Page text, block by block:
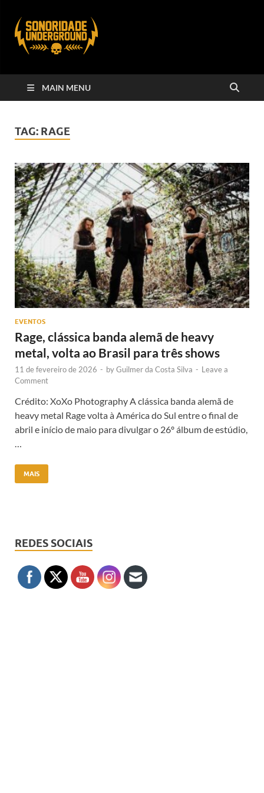
MAIN MENU
TAG: RAGE
EVENTOS
Rage, clássica banda alemã de heavy
metal, volta ao Brasil para três shows
11 de fevereiro de 2026 - byGuilmer da Costa Silva - Leave a
Comment
Crédito: XoXo Photography A clássica banda alemã de
heavy metal Rage volta à América do Sul entre o final de
abril e início de maio para divulgar o 26º álbum de estúdio,
MAIS
REDES SOCIAIS